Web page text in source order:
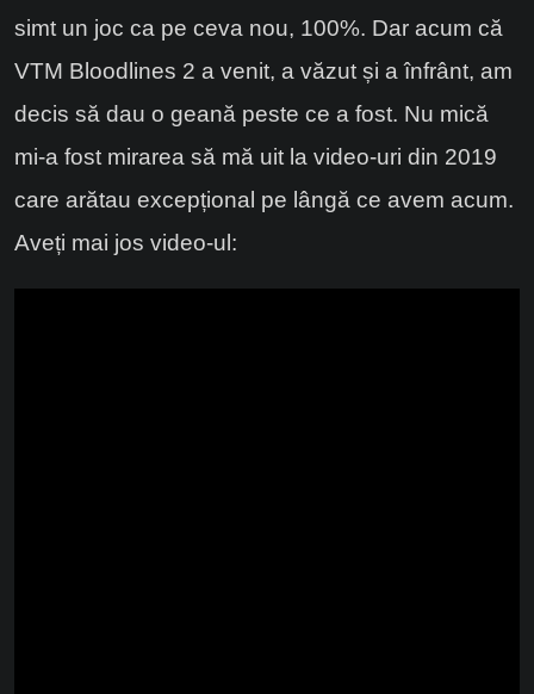
simt un joc ca pe ceva nou, 100%. Dar acum că
VTM Bloodlines 2 a venit, a văzut și a înfrânt, am
decis să dau o geană peste ce a fost. Nu mică
mi-a fost mirarea să mă uit la video-uri din 2019
care arătau excepțional pe lângă ce avem acum.
Aveți mai jos video-ul: